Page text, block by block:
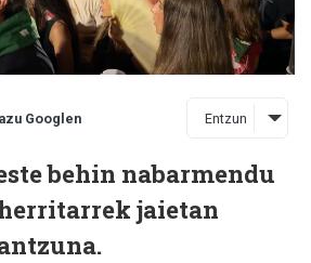
Googlen Entzun
behin nabarmendu
jaietan